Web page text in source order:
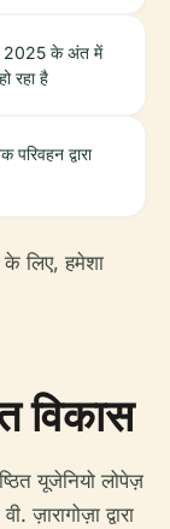
2025 के अंत में
रहा है
परिवहन द्वारा
लिए, हमेशा
विकास
यूजेनियो लोपेज़
ज़ारागोज़ा द्वारा